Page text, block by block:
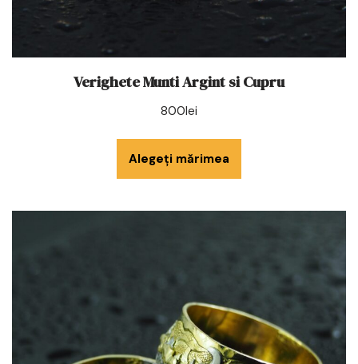
Verighete Munti Argint si Cupru
800lei
Alegeți mărimea